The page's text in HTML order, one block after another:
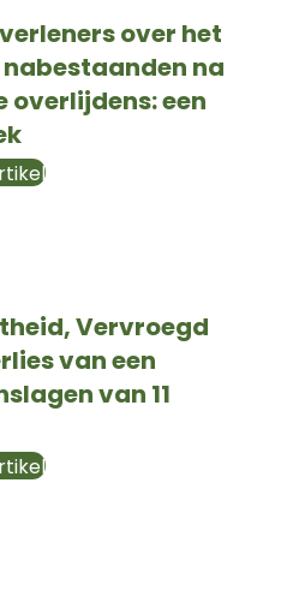
over het
na
een
Vervroegd
van een
van 11